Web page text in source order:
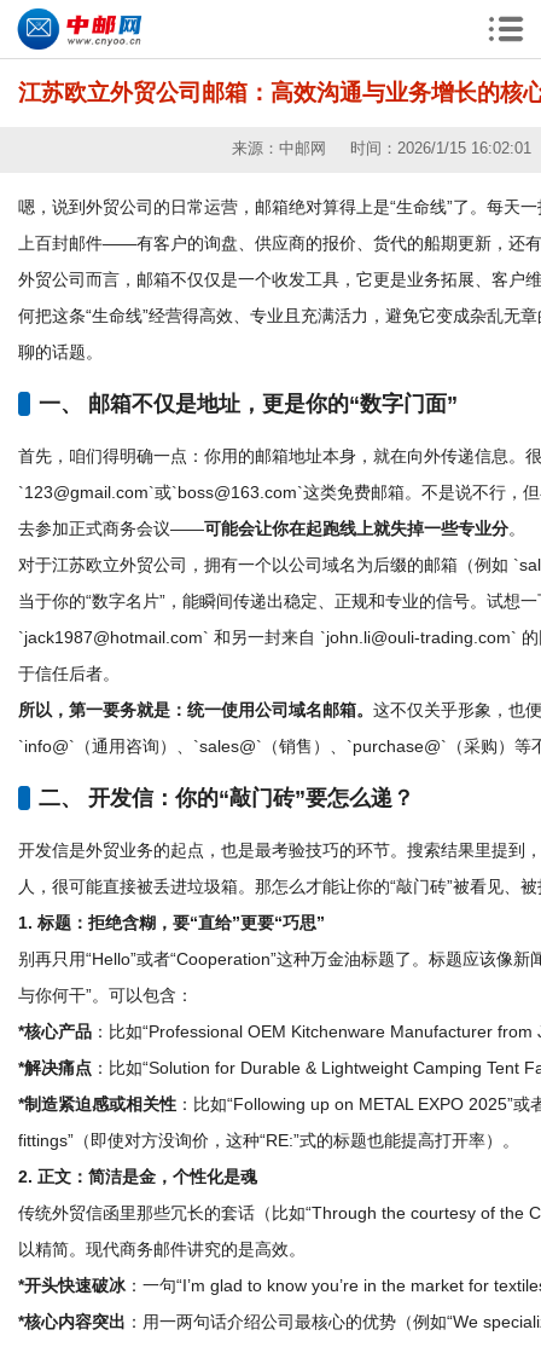
江苏欧立外贸公司邮箱：高效沟通与业务增长的核
来源：中邮网 时间：2026/1/15
嗯，说到外贸公司的日常运营，邮箱绝对算得上是“生命线”了。每天
上百封邮件——有客户的询盘、供应商的报价、货代的船期更新，还
外贸公司而言，邮箱不仅仅是一个收发工具，它更是业务拓展、客户
何把这条“生命线”经营得高效、专业且充满活力，避免它变成杂乱无
聊的话题。
一、 邮箱不仅是地址，更是你的“数字门面”
首先，咱们得明确一点：你用的邮箱地址本身，就在向外传递信息。
`123@gmail.com`或`boss@163.com`这类免费邮箱。不是说不行，
去参加正式商务会议——可能会让你在起跑线上就失掉一些专业分。
对于江苏欧立外贸公司，拥有一个以公司域名为后缀的邮箱（例如
当于你的“数字名片”，能瞬间传递出稳定、正规和专业的信号。试想
`jack1987@hotmail.com` 和另一封来自 `john.li@ouli-trading.com`
于信任后者。
所以，第一要务就是：统一使用公司域名邮箱。 这不仅关乎形象，也
`info@`（通用咨询）、`sales@`（销售）、`purchase@`（采购）等
二、 开发信：你的“敲门砖”要怎么递？
开发信是外贸业务的起点，也是最考验技巧的环节。搜索结果里提到
人，很可能直接被丢进垃圾箱。那怎么才能让你的“敲门砖”被看见、
1. 标题：拒绝含糊，要“直给”更要“巧思”
别再只用“Hello”或者“Cooperation”这种万金油标题了。标题应该像
与你何干”。可以包含：
*核心产品：比如“Professional OEM Kitchenware Manufacturer from
*解决痛点：比如“Solution for Durable & Lightweight Camping Tent
*制造紧迫感或相关性：比如“Following up on METAL EXPO 2025”或
fittings”（即使对方没询价，这种“RE:”式的标题也能提高打开率）。
2. 正文：简洁是金，个性化是魂
传统外贸信函里那些冗长的套话（比如“Through the courtesy of the
以精简。现代商务邮件讲究的是高效。
*开头快速破冰：一句“I’m glad to know you’re in the market for
*核心内容突出 ：用一两句话介绍公司最核心的优势（例如“We